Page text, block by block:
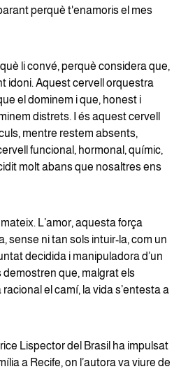
perquè t'enamoris el mes
li convé, perquè considera que,
idoni. Aquest cervell orquestra
el dominem i que, honest i
distrets. I és aquest cervell
mentre restem absents,
funcional, hormonal, químic,
molt abans que nosaltres ens
L’amor, aquesta força
sense ni tan sols intuir-la, com un
decidida i manipuladora d’un
demostren que, malgrat els
el camí, la vida s’entesta a
Lispector del Brasil ha impulsat
a Recife, on l’autora va viure de